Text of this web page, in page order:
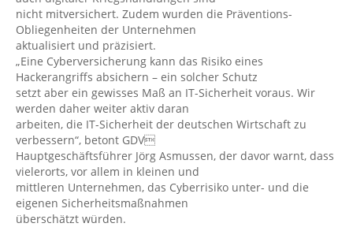
nicht mitversichert. Zudem wurden die Präventions-
Obliegenheiten der Unternehmen
aktualisiert und präzisiert.
„Eine Cyberversicherung kann das Risiko eines
Hackerangriffs absichern – ein solcher Schutz
setzt aber ein gewisses Maß an IT-Sicherheit voraus. Wir
werden daher weiter aktiv daran
arbeiten, die IT-Sicherheit der deutschen Wirtschaft zu
verbessern“, betont GDV
Hauptgeschäftsführer Jörg Asmussen, der davor warnt, dass
vielerorts, vor allem in kleinen und
mittleren Unternehmen, das Cyberrisiko unter- und die
eigenen Sicherheitsmaßnahmen
überschätzt würden.